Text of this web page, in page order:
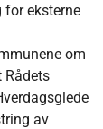
for eksterne
om
Rådets
av